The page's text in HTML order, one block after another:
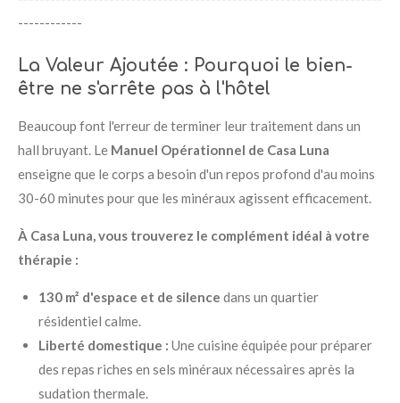
------------
La Valeur Ajoutée : Pourquoi le bien-
être ne s'arrête pas à l'hôtel
Beaucoup font l'erreur de terminer leur traitement dans un
hall bruyant. Le Manuel Opérationnel de Casa Luna
enseigne que le corps a besoin d'un repos profond d'au moins
30-60 minutes pour que les minéraux agissent efficacement.
À Casa Luna, vous trouverez le complément idéal à votre
thérapie :
130 m² d'espace et de silence dans un quartier
résidentiel calme.
Liberté domestique : Une cuisine équipée pour préparer
des repas riches en sels minéraux nécessaires après la
sudation thermale.